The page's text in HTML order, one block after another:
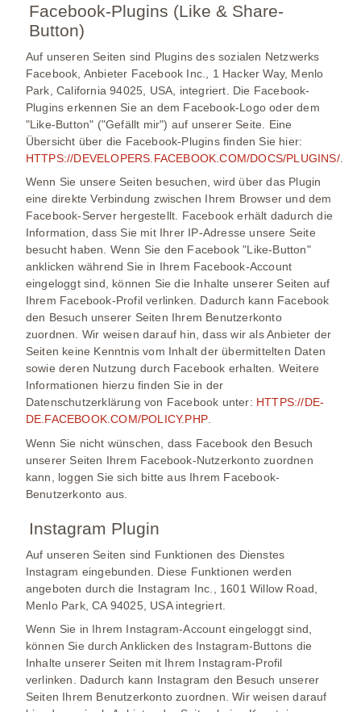
Facebook-Plugins (Like & Share-
Button)
Auf unseren Seiten sind Plugins des sozialen Netzwerks
Facebook, Anbieter Facebook Inc., 1 Hacker Way, Menlo
Park, California 94025, USA, integriert. Die Facebook-
Plugins erkennen Sie an dem Facebook-Logo oder dem
"Like-Button" ("Gefällt mir") auf unserer Seite. Eine
Übersicht über die Facebook-Plugins finden Sie hier:
HTTPS://DEVELOPERS.FACEBOOK.COM/DOCS/PLUGINS/.
Wenn Sie unsere Seiten besuchen, wird über das Plugin
eine direkte Verbindung zwischen Ihrem Browser und dem
Facebook-Server hergestellt. Facebook erhält dadurch die
Information, dass Sie mit Ihrer IP-Adresse unsere Seite
besucht haben. Wenn Sie den Facebook "Like-Button"
anklicken während Sie in Ihrem Facebook-Account
eingeloggt sind, können Sie die Inhalte unserer Seiten auf
Ihrem Facebook-Profil verlinken. Dadurch kann Facebook
den Besuch unserer Seiten Ihrem Benutzerkonto
zuordnen. Wir weisen darauf hin, dass wir als Anbieter der
Seiten keine Kenntnis vom Inhalt der übermittelten Daten
sowie deren Nutzung durch Facebook erhalten. Weitere
Informationen hierzu finden Sie in der
Datenschutzerklärung von Facebook unter: HTTPS://DE-
DE.FACEBOOK.COM/POLICY.PHP.
Wenn Sie nicht wünschen, dass Facebook den Besuch
unserer Seiten Ihrem Facebook-Nutzerkonto zuordnen
kann, loggen Sie sich bitte aus Ihrem Facebook-
Benutzerkonto aus.
Instagram Plugin
Auf unseren Seiten sind Funktionen des Dienstes
Instagram eingebunden. Diese Funktionen werden
angeboten durch die Instagram Inc., 1601 Willow Road,
Menlo Park, CA 94025, USA integriert.
Wenn Sie in Ihrem Instagram-Account eingeloggt sind,
können Sie durch Anklicken des Instagram-Buttons die
Inhalte unserer Seiten mit Ihrem Instagram-Profil
verlinken. Dadurch kann Instagram den Besuch unserer
Seiten Ihrem Benutzerkonto zuordnen. Wir weisen darauf